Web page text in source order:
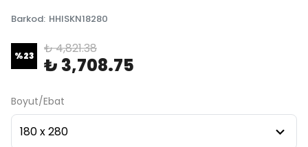
Barkod: HHISKN18280
%23 ₺ 4,821.38
₺ 3,708.75
Boyut/Ebat